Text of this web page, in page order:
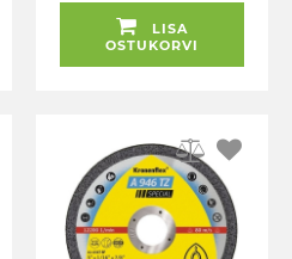
KLINGSPORLISA
OSTUKORVI